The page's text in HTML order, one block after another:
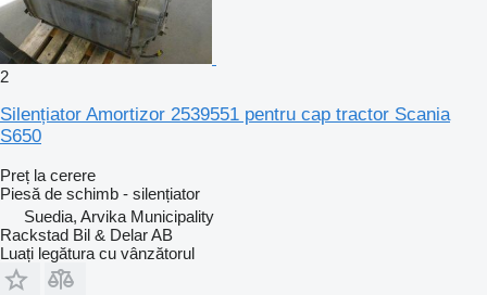
2
Silențiator Amortizor 2539551 pentru cap tractor Scania
S650
Preț la cerere
Piesă de schimb - silențiator
Suedia, Arvika Municipality
Rackstad Bil & Delar AB
Luați legătura cu vânzătorul